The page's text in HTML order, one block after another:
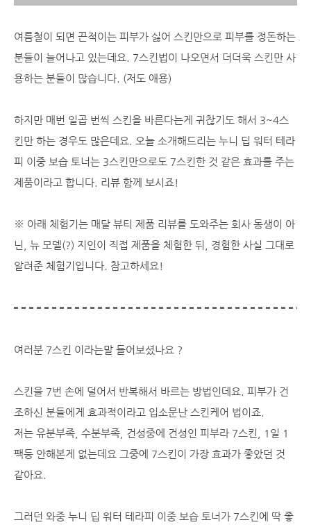
여름철이 되면 끈적이는 피부가 싫어 스킨만으로 피부를 정돈하는
분들이 늘어나고 있는데요. 7스킨법이 나오면서 더더욱 스킨만 사
용하는 분들이 많습니다. (저도 애용)
하지만 매번 일곱 번씩 스킨을 바른다는게 귀찮기도 해서 3~4스
킨만 하는 경우도 많은데요. 오늘 소개해드리는 누니 딥 워터 테라
피 이중 보습 토너는 3스킨만으로도 7스킨한 것 같은 효과를 주는
제품이라고 합니다. 리뷰 함께 보시죠!
※ 아래 체험기는 매달 뷰티 제품 리뷰를 도와주는 회사 동생이 아
닌, 뉴 모델(?) 지인이 직접 제품을 체험한 뒤, 경험한 사실 그대로
알려준 체험기입니다. 참고하세요!
여러분 7스킨 이라는말 들어보셨나요 ?
스킨을 7번 손에 덜어서 반복해서 바르는 방법인데요. 피부가 건
조하신 분들에게 효과적이라고 입소문난 스킨케어 법이죠.
저는 유분부족, 수분부족, 건성중에 건성인 피부라 7스킨, 1일 1
팩등 안해본게 없는데요 그중에 7스킨이 가장 효과가 좋았던 것
같아요.
그러던 와중 누니 딥 워터 테라피 이중 보습 토너가 7스킨에 딱 좋